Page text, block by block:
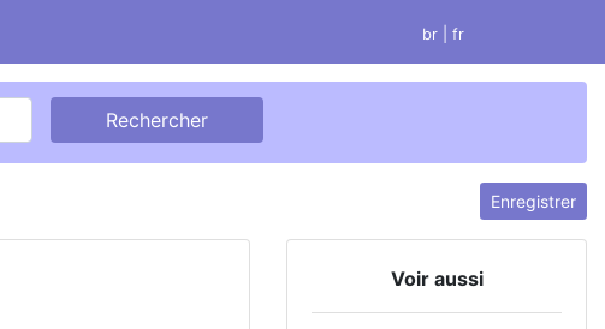
br | fr
Enregistrer
Voir aussi